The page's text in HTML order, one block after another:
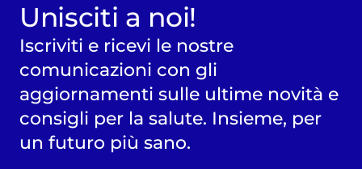
Unisciti a noi!
Iscriviti e ricevi le nostre
comunicazioni con gli
aggiornamenti sulle ultime novità e
consigli per la salute. Insieme, per
un futuro più sano.